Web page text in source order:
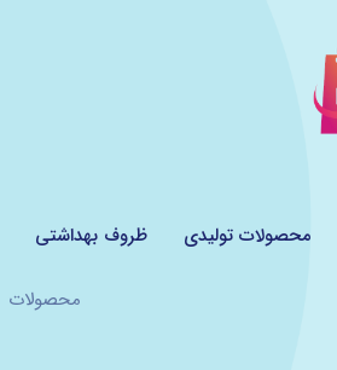
محصولات تولیدی ظروف بهداشتی
محصولات